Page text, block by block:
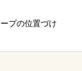
プの位置づけ